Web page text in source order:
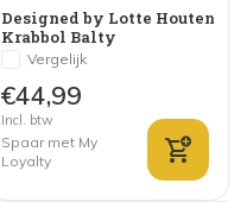
Designed by Lotte Houten
Krabbol Balty
Vergelijk
€44,99
Incl. btw
Spaar met My
Loyalty